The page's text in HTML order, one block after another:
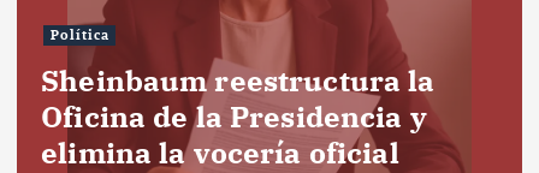
Política
Sheinbaum reestructura la
Oficina de la Presidencia y
elimina la vocería oficial